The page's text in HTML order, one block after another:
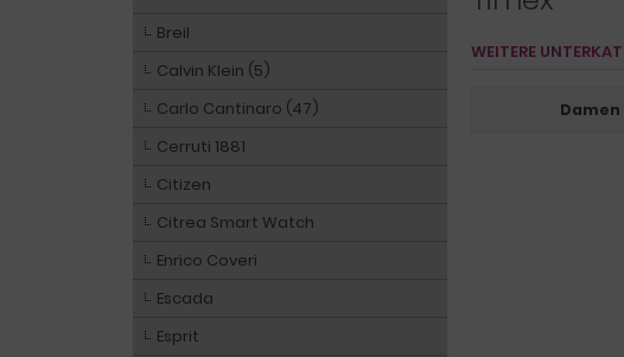
WEITERE
Damen
Breil
Calvin Klein (5)
Carlo Cantinaro (47)
Cerruti 1881
Citizen
Citrea Smart Watch
Enrico Coveri
Escada
Esprit